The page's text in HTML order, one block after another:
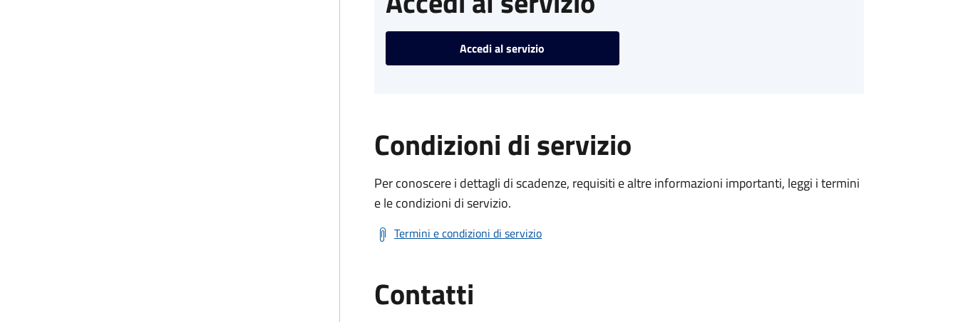
Accedi al servizio
Condizioni di servizio
Per conoscere i dettagli di scadenze, requisiti e altre informazioni importanti, leggi i termini
e le condizioni di servizio.
Termini e condizioni di servizio
Contatti